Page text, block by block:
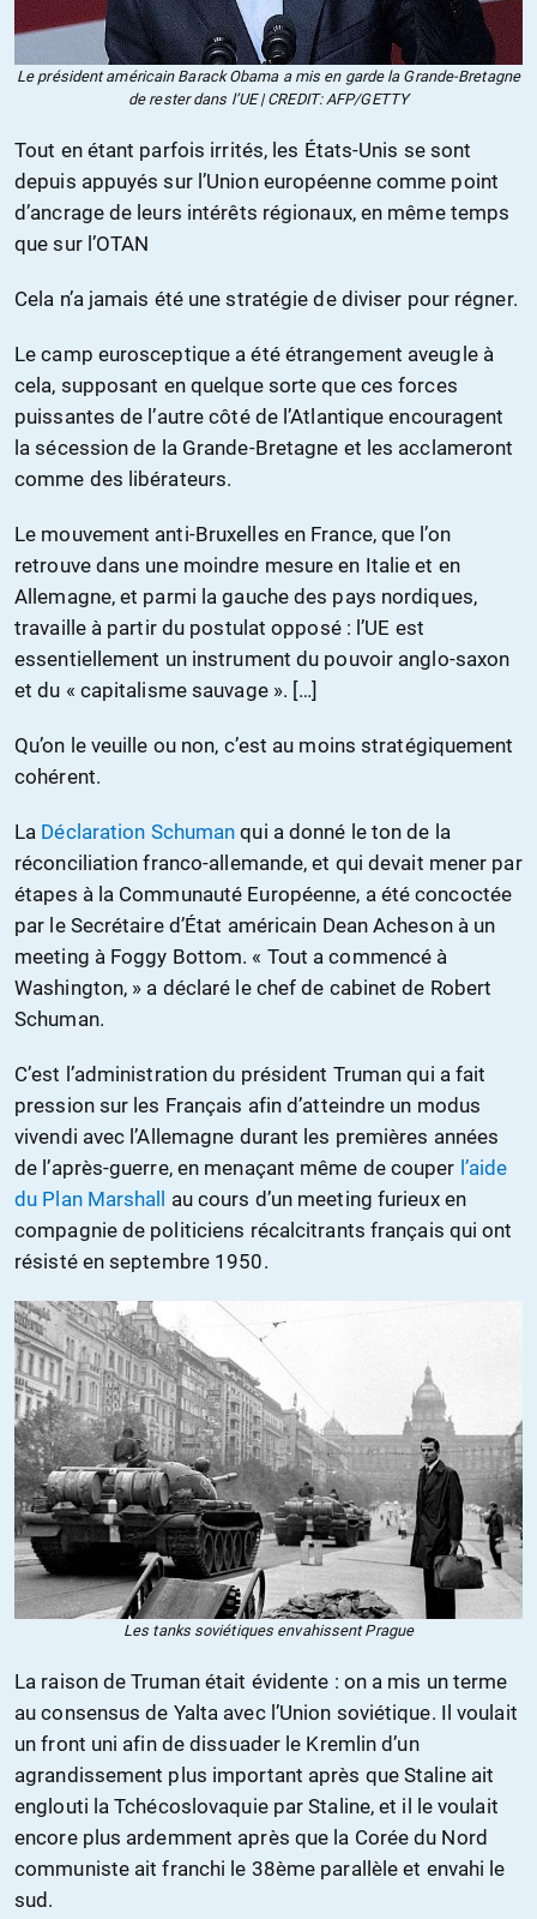
Le président américain Barack Obama a mis en garde la Grande-Bretagne
de rester dans l’UE | CREDIT: AFP/GETTY
Tout en étant parfois irrités, les États-Unis se sont
depuis appuyés sur l’Union européenne comme point
d’ancrage de leurs intérêts régionaux, en même temps
que sur l’OTAN
Cela n’a jamais été une stratégie de diviser pour régner.
Le camp eurosceptique a été étrangement aveugle à
cela, supposant en quelque sorte que ces forces
puissantes de l’autre côté de l’Atlantique encouragent
la sécession de la Grande-Bretagne et les acclameront
comme des libérateurs.
Le mouvement anti-Bruxelles en France, que l’on
retrouve dans une moindre mesure en Italie et en
Allemagne, et parmi la gauche des pays nordiques,
travaille à partir du postulat opposé : l’UE est
essentiellement un instrument du pouvoir anglo-saxon
et du « capitalisme sauvage ». […]
Qu’on le veuille ou non, c’est au moins stratégiquement
cohérent.
La Déclaration Schuman qui a donné le ton de la
réconciliation franco-allemande, et qui devait mener par
étapes à la Communauté Européenne, a été concoctée
par le Secrétaire d’État américain Dean Acheson à un
meeting à Foggy Bottom. « Tout a commencé à
Washington, » a déclaré le chef de cabinet de Robert
Schuman.
C’est l’administration du président Truman qui a fait
pression sur les Français afin d’atteindre un modus
vivendi avec l’Allemagne durant les premières années
de l’après-guerre, en menaçant même de couper l’aide
du Plan Marshall
au cours d’un meeting furieux en
compagnie de politiciens récalcitrants français qui ont
résisté en septembre 1950.
Les tanks soviétiques envahissent Prague
La raison de Truman était évidente : on a mis un terme
au consensus de Yalta avec l’Union soviétique. Il voulait
un front uni afin de dissuader le Kremlin d’un
agrandissement plus important après que Staline ait
englouti la Tchécoslovaquie par Staline, et il le voulait
encore plus ardemment après que la Corée du Nord
communiste ait franchi le 38ème parallèle et envahi le
sud.